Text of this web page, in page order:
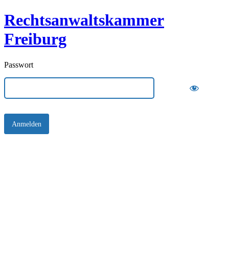
Rechtsanwaltskammer
Freiburg
Passwort